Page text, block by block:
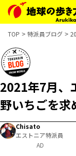
TOP 特派員ブログ
2021年7月、
野いちごを求
Chisato
エストニア特派員
AD